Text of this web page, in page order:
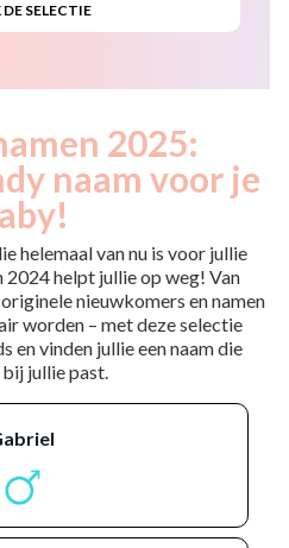
2025:
naam voor je
helemaal van nu is voor jullie
2024 helpt jullie op weg! Van
nieuwkomers en namen
worden – met deze selectie
en vinden jullie een naam die
jullie past.
gabriel